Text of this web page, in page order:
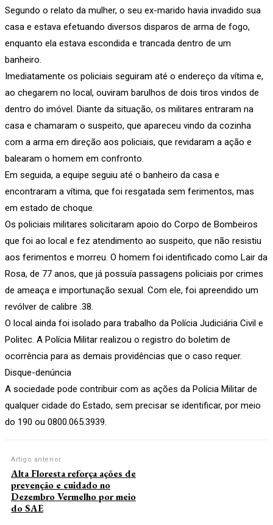
Segundo o relato da mulher, o seu ex-marido havia invadido sua
casa e estava efetuando diversos disparos de arma de fogo,
enquanto ela estava escondida e trancada dentro de um
banheiro.
Imediatamente os policiais seguiram até o endereço da vítima e,
ao chegarem no local, ouviram barulhos de dois tiros vindos de
dentro do imóvel. Diante da situação, os militares entraram na
casa e chamaram o suspeito, que apareceu vindo da cozinha
com a arma em direção aos policiais, que revidaram a ação e
balearam o homem em confronto.
Em seguida, a equipe seguiu até o banheiro da casa e
encontraram a vítima, que foi resgatada sem ferimentos, mas
em estado de choque.
Os policiais militares solicitaram apoio do Corpo de Bombeiros
que foi ao local e fez atendimento ao suspeito, que não resistiu
aos ferimentos e morreu. O homem foi identificado como Lair da
Rosa, de 77 anos, que já possuía passagens policiais por crimes
de ameaça e importunação sexual. Com ele, foi apreendido um
revólver de calibre .38.
O local ainda foi isolado para trabalho da Polícia Judiciária Civil e
Politec. A Polícia Militar realizou o registro do boletim de
ocorrência para as demais providências que o caso requer.
Disque-denúncia
A sociedade pode contribuir com as ações da Polícia Militar de
qualquer cidade do Estado, sem precisar se identificar, por meio
do 190 ou 0800.065.3939.
Artigo anterior
Alta Floresta reforça ações de
prevenção e cuidado no
Dezembro Vermelho por meio
do SAE